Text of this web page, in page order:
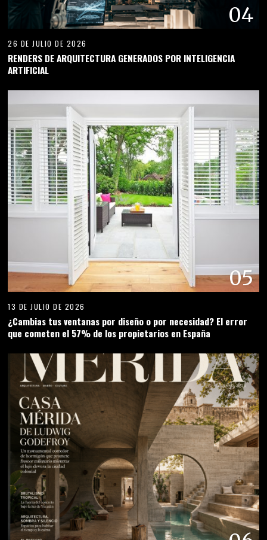
04
26 DE JULIO DE 2026
RENDERS DE ARQUITECTURA GENERADOS POR INTELIGENCIA
ARTIFICIAL
05
13 DE JULIO DE 2026
¿Cambias tus ventanas por diseño o por necesidad? El error
que cometen el 57% de los propietarios en España